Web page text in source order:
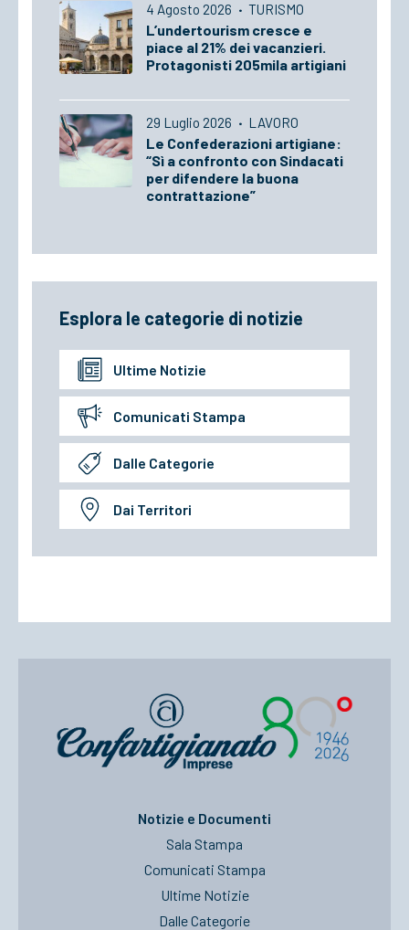
4 Agosto 2026 · TURISMO
L’undertourism cresce e
piace al 21% dei vacanzieri.
Protagonisti 205mila artigiani
29 Luglio 2026 · LAVORO
Le Confederazioni artigiane:
“Sì a confronto con Sindacati
per difendere la buona
contrattazione”
Esplora le categorie di notizie
Ultime Notizie
Comunicati Stampa
Dalle Categorie
Dai Territori
Notizie e Documenti
Sala Stampa
Comunicati Stampa
Ultime Notizie
Dalle Categorie